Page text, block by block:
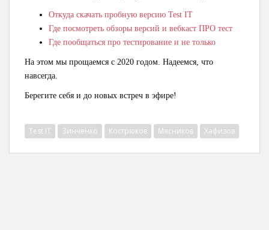
Откуда скачать пробную версию Test IT
Где посмотреть обзоры версий и вебкаст ПРО тест
Где пообщаться про тестирование и не только
На этом мы прощаемся с 2020 годом. Надеемся, что
навсегда.
Берегите себя и до новых встреч в эфире!
Test IT Зинченко Кострюков Мясников Хафизов